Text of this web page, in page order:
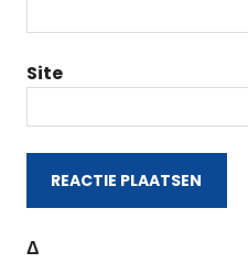
Site
Δ